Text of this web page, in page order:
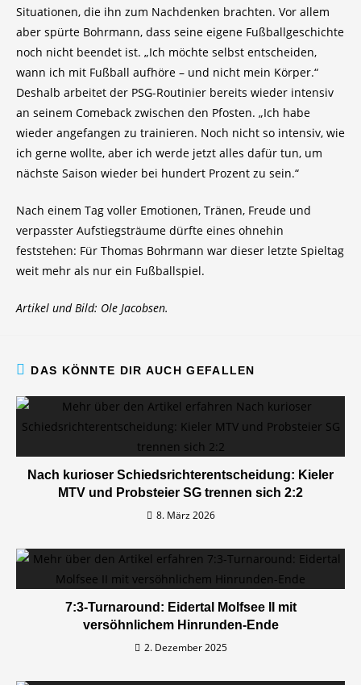
Situationen, die ihn zum Nachdenken brachten. Vor allem
aber spürte Bohrmann, dass seine eigene Fußballgeschichte
noch nicht beendet ist. „Ich möchte selbst entscheiden,
wann ich mit Fußball aufhöre – und nicht mein Körper.“
Deshalb arbeitet der PSG-Routinier bereits wieder intensiv
an seinem Comeback zwischen den Pfosten. „Ich habe
wieder angefangen zu trainieren. Noch nicht so intensiv, wie
ich gerne wollte, aber ich werde jetzt alles dafür tun, um
nächste Saison wieder bei hundert Prozent zu sein.“
Nach einem Tag voller Emotionen, Tränen, Freude und
verpasster Aufstiegsträume dürfte eines ohnehin
feststehen: Für Thomas Bohrmann war dieser letzte Spieltag
weit mehr als nur ein Fußballspiel.
Artikel und Bild: Ole Jacobsen.
DAS KÖNNTE DIR AUCH GEFALLEN
Nach kurioser Schiedsrichterentscheidung: Kieler
MTV und Probsteier SG trennen sich 2:2
8. März 2026
7:3-Turnaround: Eidertal Molfsee II mit
versöhnlichem Hinrunden-Ende
2. Dezember 2025